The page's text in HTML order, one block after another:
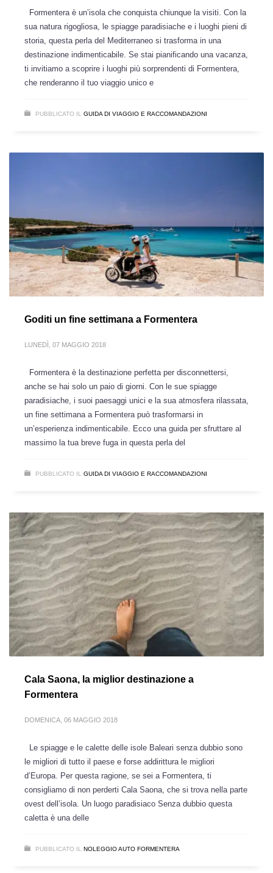
Formentera è un’isola che conquista chiunque la visiti. Con la
sua natura rigogliosa, le spiagge paradisiache e i luoghi pieni di
storia, questa perla del Mediterraneo si trasforma in una
destinazione indimenticabile. Se stai pianificando una vacanza,
ti invitiamo a scoprire i luoghi più sorprendenti di Formentera,
che renderanno il tuo viaggio unico e
PUBBLICATO IL GUIDA DI VIAGGIO E RACCOMANDAZIONI
Goditi un fine settimana a Formentera
LUNEDÌ, 07 MAGGIO 2018
Formentera è la destinazione perfetta per disconnettersi,
anche se hai solo un paio di giorni. Con le sue spiagge
paradisiache, i suoi paesaggi unici e la sua atmosfera rilassata,
un fine settimana a Formentera può trasformarsi in
un’esperienza indimenticabile. Ecco una guida per sfruttare al
massimo la tua breve fuga in questa perla del
PUBBLICATO IL GUIDA DI VIAGGIO E RACCOMANDAZIONI
Cala Saona, la miglior destinazione a
Formentera
DOMENICA, 06 MAGGIO 2018
Le spiagge e le calette delle isole Baleari senza dubbio sono
le migliori di tutto il paese e forse addirittura le migliori
d’Europa. Per questa ragione, se sei a Formentera, ti
consigliamo di non perderti Cala Saona, che si trova nella parte
ovest dell’isola. Un luogo paradisiaco Senza dubbio questa
caletta è una delle
PUBBLICATO IL NOLEGGIO AUTO FORMENTERA